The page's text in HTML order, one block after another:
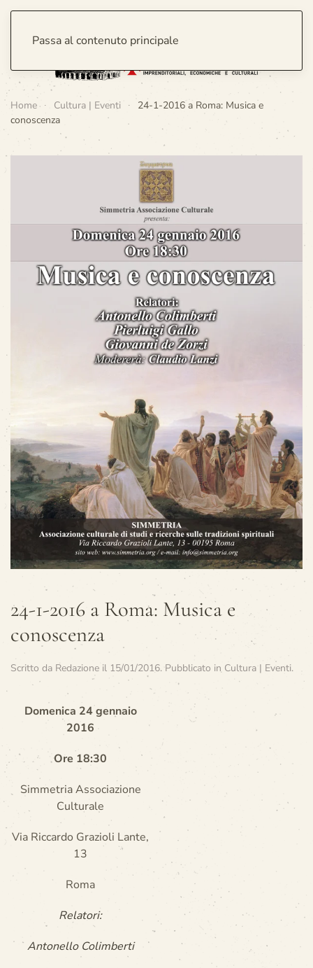
Passa al contenuto principale
Home Cultura | Eventi
24-1-2016 a Roma: Musica e
conoscenza
24-1-2016 a Roma: Musica e
conoscenza
Scritto da Redazione il 15/01/2016. Pubblicato in Cultura | Eventi.
Domenica 24 gennaio
2016
Ore 18:30
Simmetria Associazione
Culturale
Via Riccardo Grazioli Lante,
13
Roma
Relatori:
Antonello Colimberti